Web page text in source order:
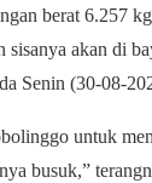
berat 6.257
sisanya akan di
Senin (30-08-
untuk
busuk,”